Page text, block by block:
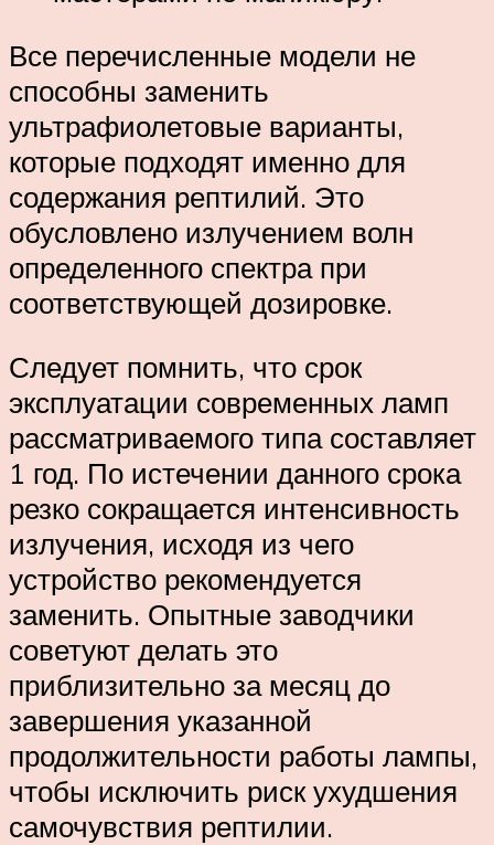
Все перечисленные модели не
способны заменить
ультрафиолетовые варианты,
которые подходят именно для
содержания рептилий. Это
обусловлено излучением волн
определенного спектра при
соответствующей дозировке.
Следует помнить, что срок
эксплуатации современных ламп
рассматриваемого типа составляет
1 год. По истечении данного срока
резко сокращается интенсивность
излучения, исходя из чего
устройство рекомендуется
заменить. Опытные заводчики
советуют делать это
приблизительно за месяц до
завершения указанной
продолжительности работы лампы,
чтобы исключить риск ухудшения
самочувствия рептилии.